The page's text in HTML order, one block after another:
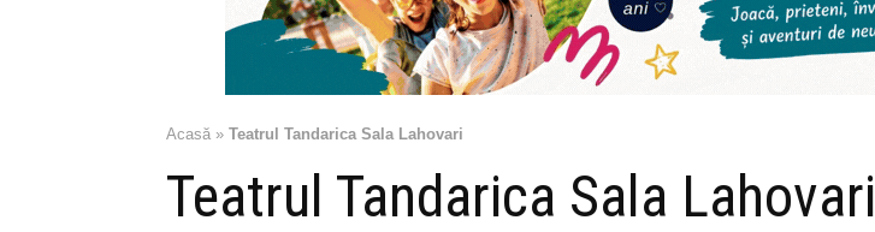
Acasă » Teatrul Tandarica Sala Lahovari
Teatrul Tandarica Sala Lahovari